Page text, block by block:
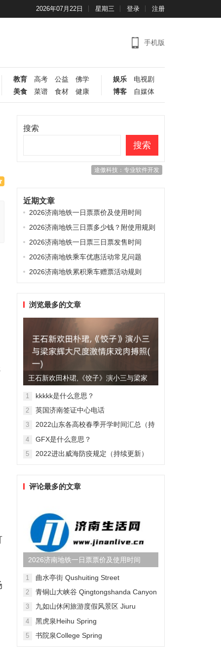
2026年07月22日 星期三 登录 注册
手机版
教育 高考 公益
佛学
美食
菜谱 食材 健康
娱乐
电视剧
博客
自媒体
搜索
搜索
途傲科技：专业软件开发
近期文章
2026济南地铁一日票票价及使用时间
2026济南地铁三日票多少钱？附使用规则
2026济南地铁一日票三日票发售时间
2026济南地铁乘车优惠活动常见问题
2026济南地铁累积乘车赠票活动规则
浏览最多的文章
王石新欢田朴珺,《饺子》演小三与梁家
辉大尺度激情床戏肉搏照(...
1 kkkkk是什么意思？
2 英国济南签证中心电话
3
2022山东各高校春季开学时间汇总（持
4 GFX是什么意思？
5 2022进出威海防疫规定（持续更新）
评论最多的文章
2026济南地铁一日票票价及使用时间
1 曲水亭街 Qushuiting Street
2 青铜山大峡谷 Qingtongshanda Canyon
3
九如山休闲旅游度假风景区 Jiuru
4 黑虎泉Heihu Spring
5 书院泉College Spring